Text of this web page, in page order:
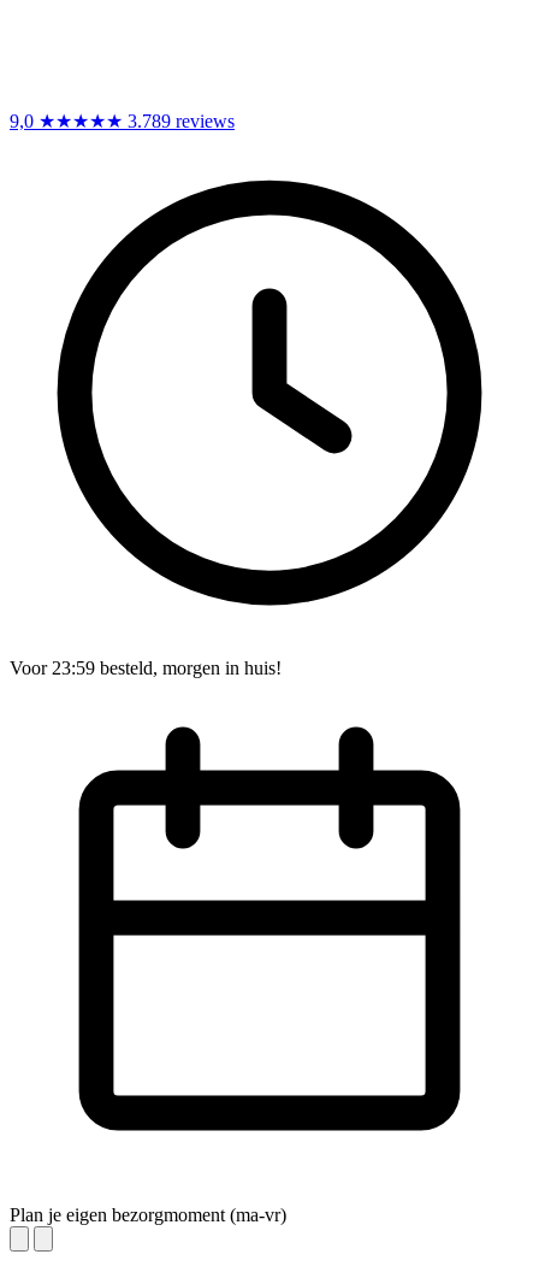
9,0 ★★★★★ 3.789 reviews
Voor 23:59 besteld, morgen in huis!
Plan je eigen bezorgmoment (ma-vr)